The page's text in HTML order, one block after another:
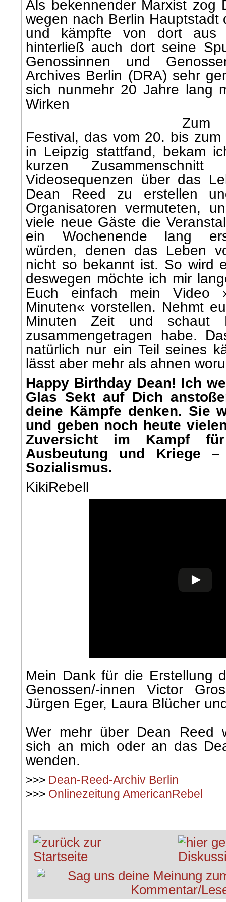
Als bekennender Marxist zog
wegen nach Berlin Hauptstadt
und kämpfte von dort
hinterließ auch dort seine
Genossinnen und
Archives Berlin (DRA) sehr
sich nunmehr 20 Jahre lang
Wirken
Zum
Festival, das vom 20. bis
in Leipzig stattfand, bekam
kurzen
Videosequenzen über das
Dean Reed zu erstellen
Organisatoren vermuteten,
viele neue Gäste die
ein Wochenende lang
würden, denen das Leben
nicht so bekannt ist. So wird
deswegen möchte ich mir
Euch einfach mein Video
Minuten« vorstellen. Nehmt
Minuten Zeit und
zusammengetragen habe.
natürlich nur ein Teil seines
lässt aber mehr als ahnen
Happy Birthday Dean! Ich
Glas Sekt auf Dich
deine Kämpfe denken. Sie
und geben noch heute
Zuversicht im Kampf
Ausbeutung und Kriege
Sozialismus.
KikiRebell
Mein Dank für die Erstellung
Genossen/-innen Victor
Jürgen Eger, Laura Blücher
Wer mehr über Dean Reed
sich an mich oder an das
wenden.
>>> Dean-Reed-Archiv Berlin
>>> Onlinezeitung AmericanRebel